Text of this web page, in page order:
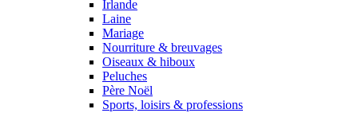
Irlande
Laine
Mariage
Nourriture & breuvages
Oiseaux & hiboux
Peluches
Père Noël
Sports, loisirs & professions